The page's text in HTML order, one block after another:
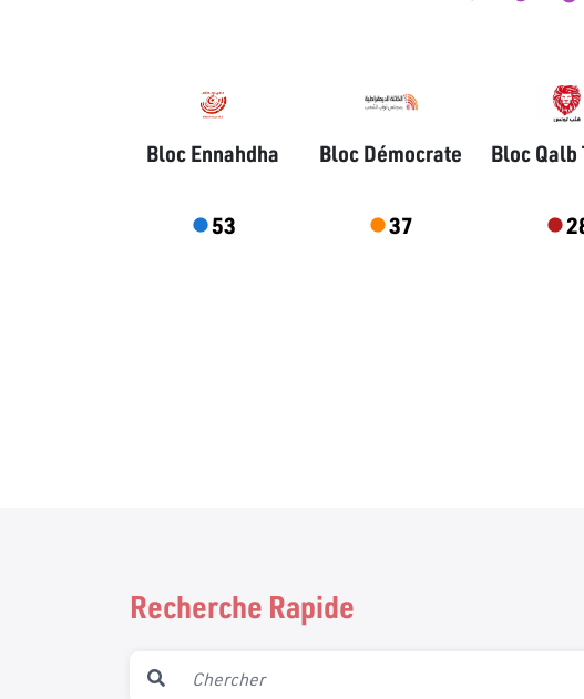
Bloc Qalb
Bloc Démocrate
37
Bloc Ennahdha
53
Recherche Rapide